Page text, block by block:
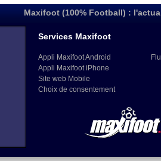
Maxifoot (100% Football) :
Services Maxifoot
Appli Maxifoot Android
Appli Maxifoot iPhone
Site web Mobile
Choix de consentement